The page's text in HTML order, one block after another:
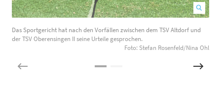
Das Sportgericht hat nach den Vorfällen zwischen dem TSV Altdorf und
der TSV Oberensingen II seine Urteile gesprochen.
Foto: Stefan Rosenfeld/Nina Ohl